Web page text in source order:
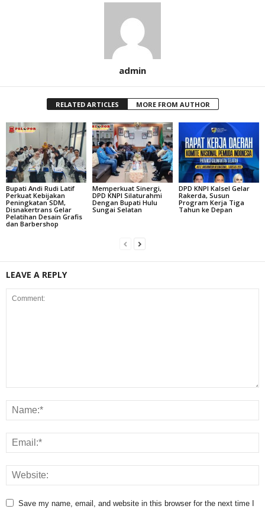
admin
RELATED ARTICLES MORE FROM AUTHOR
Bupati Andi Rudi Latif
Perkuat Kebijakan
Peningkatan SDM,
Disnakertrans Gelar
Pelatihan Desain Grafis
dan Barbershop
Memperkuat Sinergi,
DPD KNPI Silaturahmi
Dengan Bupati Hulu
Sungai Selatan
DPD KNPI Kalsel Gelar
Rakerda, Susun
Program Kerja Tiga
Tahun ke Depan
LEAVE A REPLY
Save my name, email, and website in this browser for the next time I